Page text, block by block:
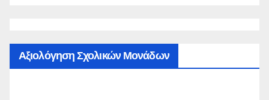
Αξιολόγηση Σχολικών Μονάδων